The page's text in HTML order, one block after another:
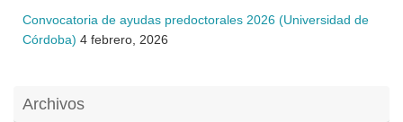
Convocatoria de ayudas predoctorales 2026 (Universidad de
Córdoba) 4 febrero, 2026
Archivos